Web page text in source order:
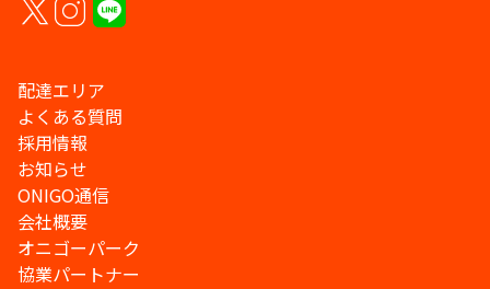
配達エリア
よくある質問
採用情報
お知らせ
ONIGO通信
会社概要
オニゴーパーク
協業パートナー